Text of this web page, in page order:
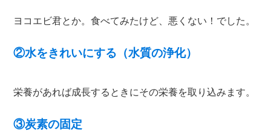
ヨコエビ君とか。食べてみたけど、悪くない！でした。
②水をきれいにする（水質の浄化）
栄養があれば成長するときにその栄養を取り込みます。
③炭素の固定